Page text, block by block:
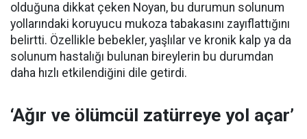
olduğuna dikkat çeken Noyan, bu durumun solunum
yollarındaki koruyucu mukoza tabakasını zayıflattığını
belirtti. Özellikle bebekler, yaşlılar ve kronik kalp ya da
solunum hastalığı bulunan bireylerin bu durumdan
daha hızlı etkilendiğini dile getirdi.
‘Ağır ve ölümcül zatürreye yol açar’